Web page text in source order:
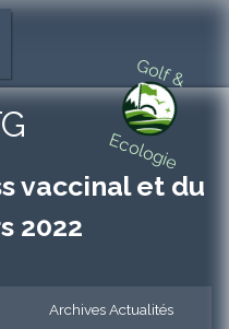
Golf &
Ecologie
Archives Actualités
vaccinal et du
2022